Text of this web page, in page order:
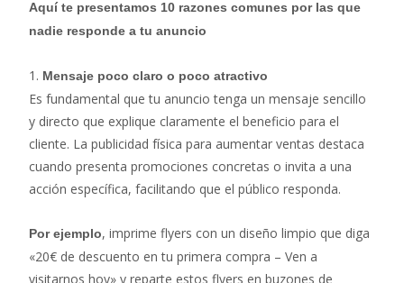
Aquí te presentamos 10 razones comunes por las que
nadie responde a tu anuncio
1. Mensaje poco claro o poco atractivo
Es fundamental que tu anuncio tenga un mensaje sencillo
y directo que explique claramente el beneficio para el
cliente. La publicidad física para aumentar ventas destaca
cuando presenta promociones concretas o invita a una
acción específica, facilitando que el público responda.
Por ejemplo, imprime flyers con un diseño limpio que diga
«20€ de descuento en tu primera compra – Ven a
visitarnos hoy» y reparte estos flyers en buzones de